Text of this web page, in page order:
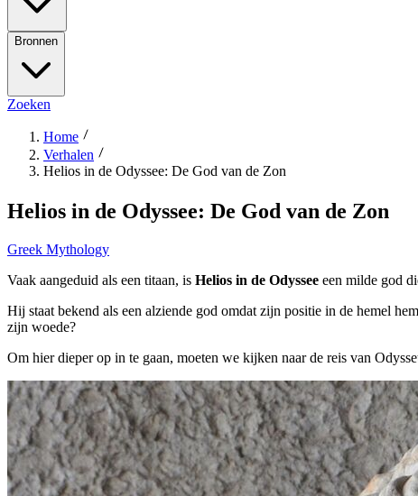
Bronnen
Zoeken
Home
Verhalen
Helios in de Odyssee: De God van de Zon
Helios in de Odyssee: De God van de Zon
Greek Mythology
Vaak aangeduid als een titaan, is Helios in de Odyssee een milde god
Hij staat bekend als een alziende god omdat zijn positie in de hemel
zijn woede?
Om hier dieper op in te gaan, moeten we kijken naar de reis van